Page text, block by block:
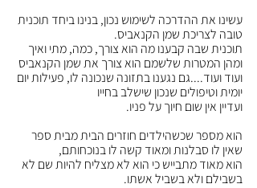
עשינו את ההדרכה לשימוש נכון, בנינו ביחד תוכנית
טובה לצריכת שמן הקנאביס.
תוכנית שבה קבענו מה הוא צורך, כמה, מתי ואיך
ומהן המטרות שלשמם הוא צורך את שמן הקנאביס
ועוד ועוד....גם נגענו בתזונה שנכונה לו, פעילות יום
יומית וטיפולים שנכון שישלב בחייו
ועדיין אין שום חיוך על פניו.
הוא מספר שכשהילדים חוזרים הבית מבית ספר
שאין לו סבלנות ומאוד קשה לו בנוכחותם,
הוא מאוד מתבייש כי הוא לא מצליח להיות שם לא
בשבילם ולא בשביל אשתו.